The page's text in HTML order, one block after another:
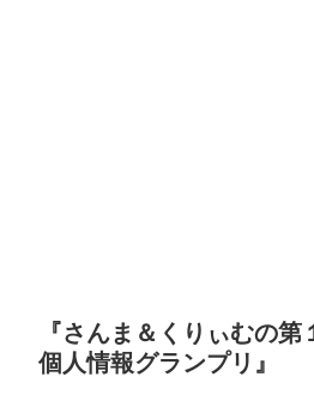
『さんま＆くりぃむの
個人情報グランプリ』